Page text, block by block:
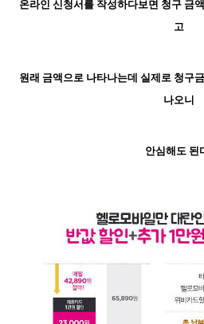
온라인 신청서를 작성하다보면 청구 금
고
원래 금액으로 나타나는데 실제로 청구
나오니
안심해도 된